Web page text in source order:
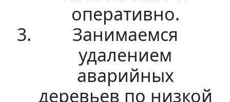
оперативно.
Занимаемся
удалением
аварийных
деревьев по низкой